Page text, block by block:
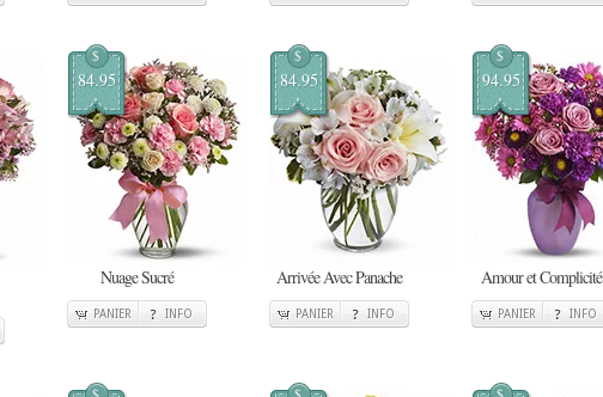
$
84.95
Nuage Sucré
PANIER INFO
$
84.95
Arrivée Avec Panache
PANIER INFO
$
94.95
Amour et Complicité
PANIER INFO